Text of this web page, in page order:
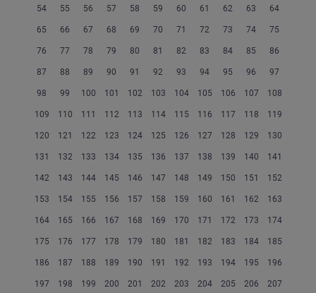
54 55 56 57 58 59 60 61 62 63 64
65 66 67 68 69 70 71 72 73 74 75
76 77 78 79 80 81 82 83 84 85 86
87 88 89 90 91 92 93 94 95 96 97
98 99 100 101 102 103 104 105 106 107 108
109 110 111 112 113 114 115 116 117 118 119
120 121 122 123 124 125 126 127 128 129 130
131 132 133 134 135 136 137 138 139 140 141
142 143 144 145 146 147 148 149 150 151 152
153 154 155 156 157 158 159 160 161 162 163
164 165 166 167 168 169 170 171 172 173 174
175 176 177 178 179 180 181 182 183 184 185
186 187 188 189 190 191 192 193 194 195 196
197 198 199 200 201 202 203 204 205 206 207